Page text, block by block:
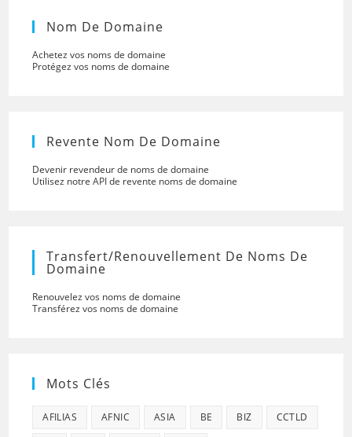
Nom De Domaine
Achetez vos noms de domaine
Protégez vos noms de domaine
Revente Nom De Domaine
Devenir revendeur de noms de domaine
Utilisez notre API de revente noms de domaine
Transfert/renouvellement De Noms De
Domaine
Renouvelez vos noms de domaine
Transférez vos noms de domaine
Mots Clés
AFILIAS AFNIC ASIA BE BIZ CCTLD